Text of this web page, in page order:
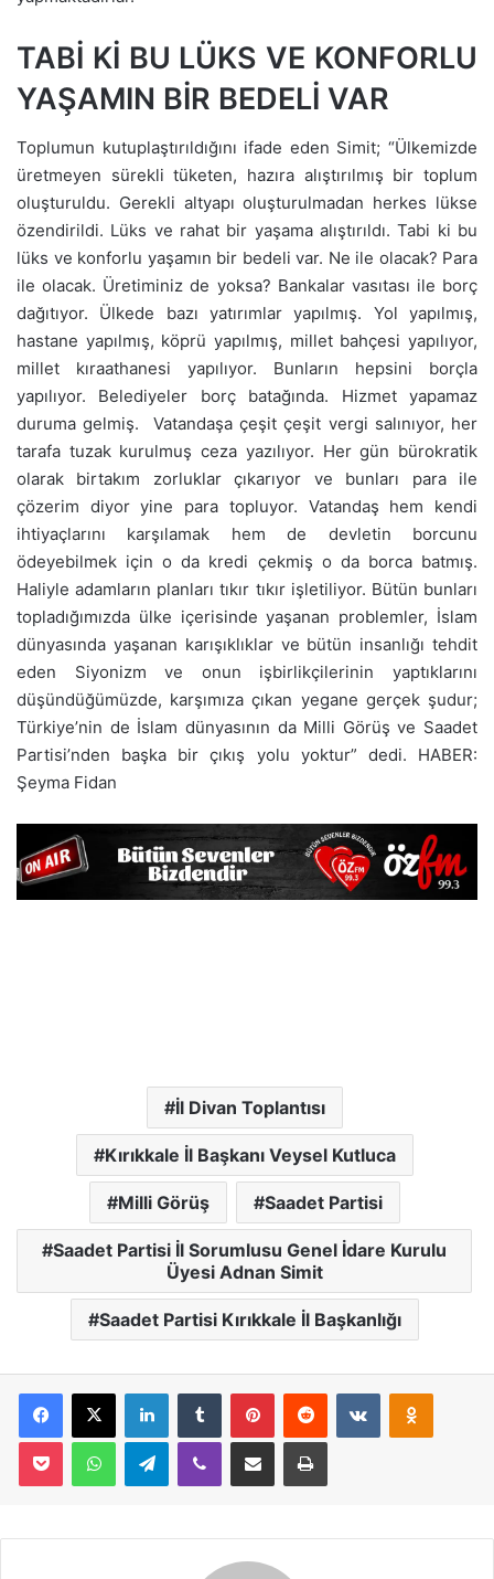
TABİ Kİ BU LÜKS VE KONFORLU
YAŞAMIN BİR BEDELİ VAR
Toplumun kutuplaştırıldığını ifade eden Simit; “Ülkemizde
üretmeyen sürekli tüketen, hazıra alıştırılmış bir toplum
oluşturuldu. Gerekli altyapı oluşturulmadan herkes lükse
özendirildi. Lüks ve rahat bir yaşama alıştırıldı. Tabi ki bu
lüks ve konforlu yaşamın bir bedeli var. Ne ile olacak? Para
ile olacak. Üretiminiz de yoksa? Bankalar vasıtası ile borç
dağıtıyor. Ülkede bazı yatırımlar yapılmış. Yol yapılmış,
hastane yapılmış, köprü yapılmış, millet bahçesi yapılıyor,
millet kıraathanesi yapılıyor. Bunların hepsini borçla
yapılıyor. Belediyeler borç batağında. Hizmet yapamaz
duruma gelmiş. Vatandaşa çeşit çeşit vergi salınıyor, her
tarafa tuzak kurulmuş ceza yazılıyor. Her gün bürokratik
olarak birtakım zorluklar çıkarıyor ve bunları para ile
çözerim diyor yine para topluyor. Vatandaş hem kendi
ihtiyaçlarını karşılamak hem de devletin borcunu
ödeyebilmek için o da kredi çekmiş o da borca batmış.
Haliyle adamların planları tıkır tıkır işletiliyor. Bütün bunları
topladığımızda ülke içerisinde yaşanan problemler, İslam
dünyasında yaşanan karışıklıklar ve bütün insanlığı tehdit
eden Siyonizm ve onun işbirlikçilerinin yaptıklarını
düşündüğümüzde, karşımıza çıkan yegane gerçek şudur;
Türkiye’nin de İslam dünyasının da Milli Görüş ve Saadet
Partisi’nden başka bir çıkış yolu yoktur” dedi. HABER:
Şeyma Fidan
İl Divan Toplantısı
Kırıkkale İl Başkanı Veysel Kutluca
Milli Görüş Saadet Partisi
Saadet Partisi İl Sorumlusu Genel İdare Kurulu
Üyesi Adnan Simit
Saadet Partisi Kırıkkale İl Başkanlığı
Telegram